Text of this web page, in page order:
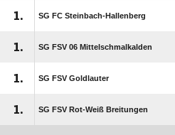
1. SG FC Steinbach-Hallenberg
1. SG FSV 06 Mittelschmalkalden
1. SG FSV Goldlauter
1. SG FSV Rot-Weiß Breitungen